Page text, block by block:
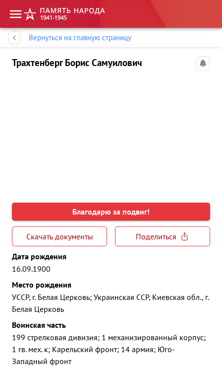
Вернуться на главную страницу
Трахтенберг Борис Самуилович
Благодарю за подвиг!
Скачать документы
Поделиться
Дата рождения
16.09.1900
Место рождения
УССР, г. Белая Церковь; Украинская ССР, Киевская обл., г.
Белая Церковь
Воинская часть
199 стрелковая дивизия; 1 механизированный корпус;
1 гв. мех. к; Карельский фронт; 14 армия; Юго-
Западный фронт
Память народа